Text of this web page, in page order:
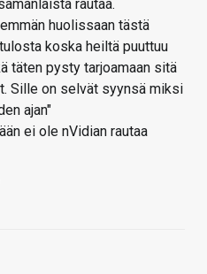
rautaa.
huolissaan tästä
koska heiltä puuttuu
täten pysty tarjoamaan sitä
Sille on selvät syynsä miksi
ajan"
ei ole nVidian rautaa